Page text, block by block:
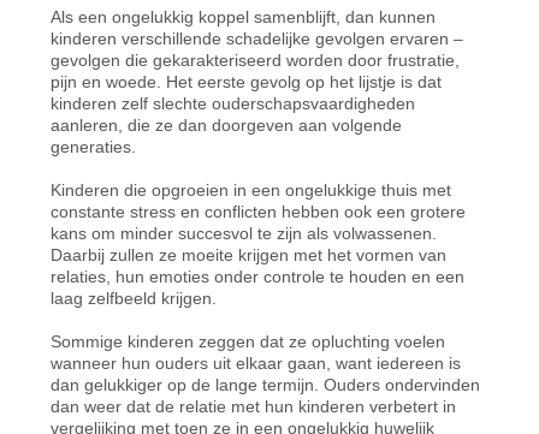
Als een ongelukkig koppel samenblijft, dan kunnen
kinderen verschillende schadelijke gevolgen ervaren –
gevolgen die gekarakteriseerd worden door frustratie,
pijn en woede. Het eerste gevolg op het lijstje is dat
kinderen zelf slechte ouderschapsvaardigheden
aanleren, die ze dan doorgeven aan volgende
generaties.
Kinderen die opgroeien in een ongelukkige thuis met
constante stress en conflicten hebben ook een grotere
kans om minder succesvol te zijn als volwassenen.
Daarbij zullen ze moeite krijgen met het vormen van
relaties, hun emoties onder controle te houden en een
laag zelfbeeld krijgen.
Sommige kinderen zeggen dat ze opluchting voelen
wanneer hun ouders uit elkaar gaan, want iedereen is
dan gelukkiger op de lange termijn. Ouders ondervinden
dan weer dat de relatie met hun kinderen verbetert in
vergelijking met toen ze in een ongelukkig huwelijk